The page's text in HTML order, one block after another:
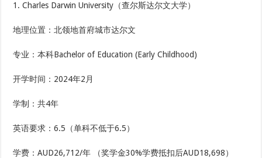
1. Charles Darwin University（查尔斯达尔文大学）
地理位置：北领地首府城市达尔文
专业：本科Bachelor of Education (Early Childhood)
开学时间：2024年2月
学制：共4年
英语要求：6.5（单科不低于6.5）
学费：AUD26,712/年 （奖学金30%学费抵扣后AUD18,698）